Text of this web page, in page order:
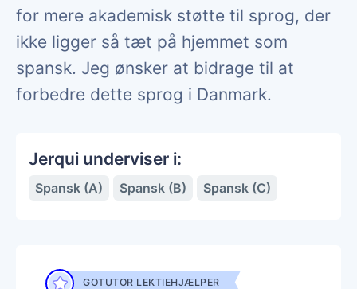
for mere akademisk støtte til sprog, der
ikke ligger så tæt på hjemmet som
spansk. Jeg ønsker at bidrage til at
forbedre dette sprog i Danmark.
Jerqui underviser i:
Spansk (A) Spansk (B) Spansk (C)
GOTUTOR LEKTIEHJÆLPER